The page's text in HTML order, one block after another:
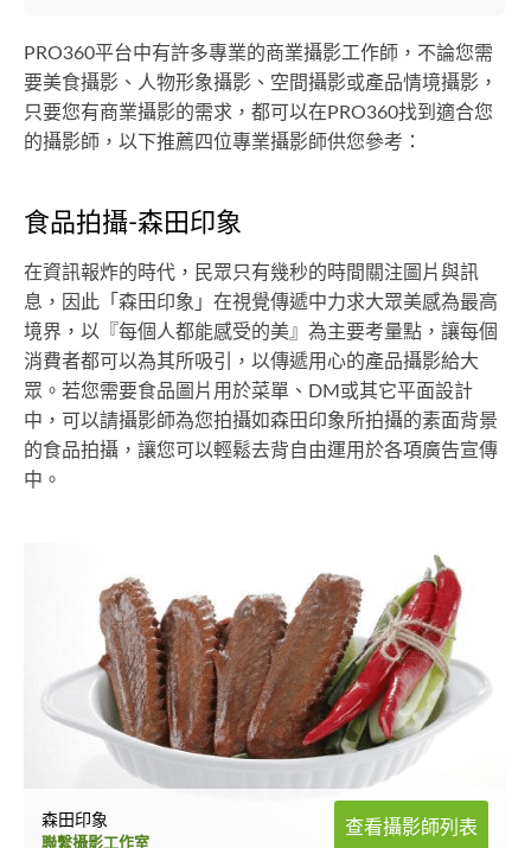
PRO360平台中有許多專業的商業攝影工作師，不論您需
要美食攝影、人物形象攝影、空間攝影或產品情境攝影，
只要您有商業攝影的需求，都可以在PRO360找到適合您
的攝影師，以下推薦四位專業攝影師供您參考：
食品拍攝-森田印象
在資訊報炸的時代，民眾只有幾秒的時間關注圖片與訊
息，因此「森田印象」在視覺傳遞中力求大眾美感為最高
境界，以『每個人都能感受的美』為主要考量點，讓每個
消費者都可以為其所吸引，以傳遞用心的產品攝影給大
眾。若您需要食品圖片用於菜單、DM或其它平面設計
中，可以請攝影師為您拍攝如森田印象所拍攝的素面背景
的食品拍攝，讓您可以輕鬆去背自由運用於各項廣告宣傳
中。
森田印象
聯繫攝影工作室
查看攝影師列表